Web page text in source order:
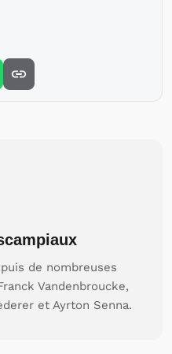
de nombreuses
Vandenbroucke,
et Ayrton Senna.